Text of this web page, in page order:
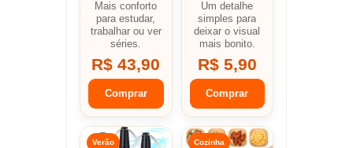
Mais conforto
para estudar,
trabalhar ou ver
séries.
R$ 43,90
Comprar
Um detalhe
simples para
deixar o visual
mais bonito.
R$ 5,90
Comprar
Verão Cozinha